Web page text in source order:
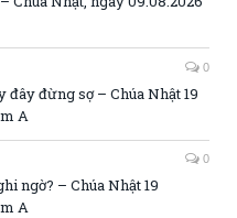
0
đây đừng sợ – Chúa Nhật 19
A
0
ngờ? – Chúa Nhật 19
A